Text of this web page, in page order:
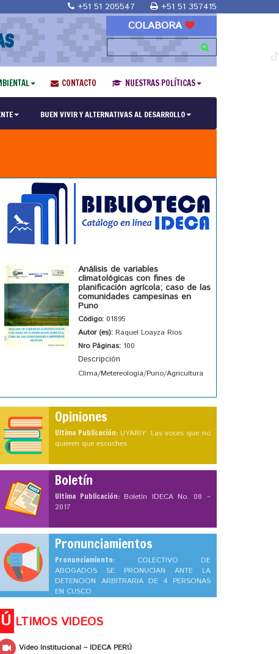
+51 51 205547 +51 51 357415
COLABORA
CONTACTO NUESTRAS POLÍTICAS
BUEN VIVIR Y ALTERNATIVAS AL DESARROLLO
Análisis de variables
climatológicas con fines de
planificación agrícola; caso de las
comunidades campesinas en
Puno
Código: 01895
Autor (es): Raquel Loayza Rios
Nro Páginas: 100
Descripción
Clima/Metereología/Puno/Agricultura
Opiniones
Ultima Publicación: UYARIY: Las voces que no
quieren que escuches
Boletín
Ultima Publicación: Boletín IDECA No. 08 –
2017
Pronunciamientos
Pronunciamiento: COLECTIVO DE
ABOGADOS SE PRONUCIAN ANTE LA
DETENCION ARBITRARIA DE 4 PERSONAS
EN CUSCO
Ú LTIMOS VIDEOS
Video Institucional – IDECA PERÚ